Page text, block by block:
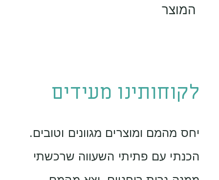
המוצר
לקוחותינו מעידים
יחס מהמם ומוצרים מגוונים וטובים.
הכנתי עם פתיתי השעווה שרכשתי